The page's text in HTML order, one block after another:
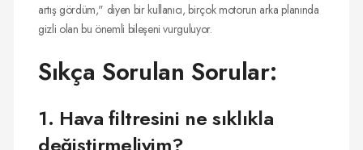
artış gördüm," diyen bir kullanıcı, birçok motorun arka planında
gizli olan bu önemli bileşeni vurguluyor.
Sıkça Sorulan Sorular:
1. Hava filtresini ne sıklıkla